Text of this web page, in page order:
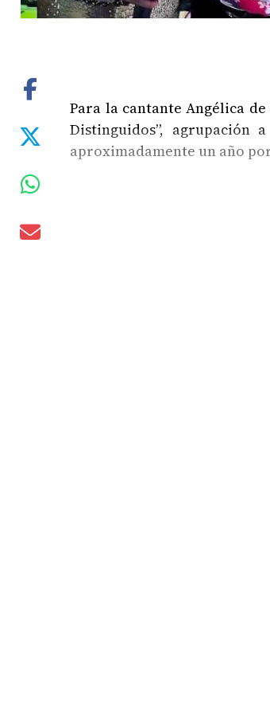
Para la cantante Angélica
Distinguidos”,
aproximadamente un año